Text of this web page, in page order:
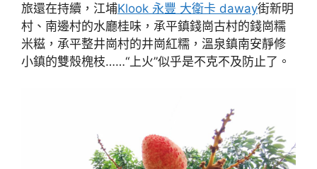
旅還在持續，江埔Klook 永豐 大衛卡 daway街新明
村、南邊村的水廳桂味，承平鎮錢崗古村的錢崗糯
米糍，承平整井崗村的井崗紅糯，溫泉鎮南安靜修
小鎮的雙殼槐枝……“上火”似乎是不克不及防止了。